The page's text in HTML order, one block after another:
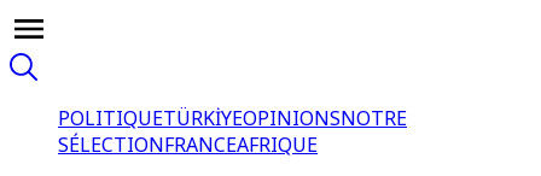
POLITIQUETÜRKİYEOPINIONSNOTRE
SÉLECTIONFRANCEAFRIQUE